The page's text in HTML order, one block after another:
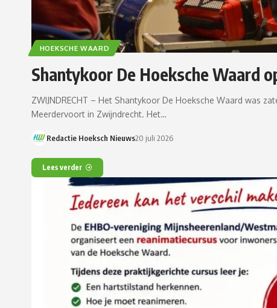
HOEKSCHE WAARD
Shantykoor De Hoeksche Waard
ZWIJNDRECHT – Het Shantykoor De Hoeksche Waard was
Meerdervoort in Zwijndrecht. Het…
Redactie Hoeksch Nieuws20 juli 2026
Lees verder